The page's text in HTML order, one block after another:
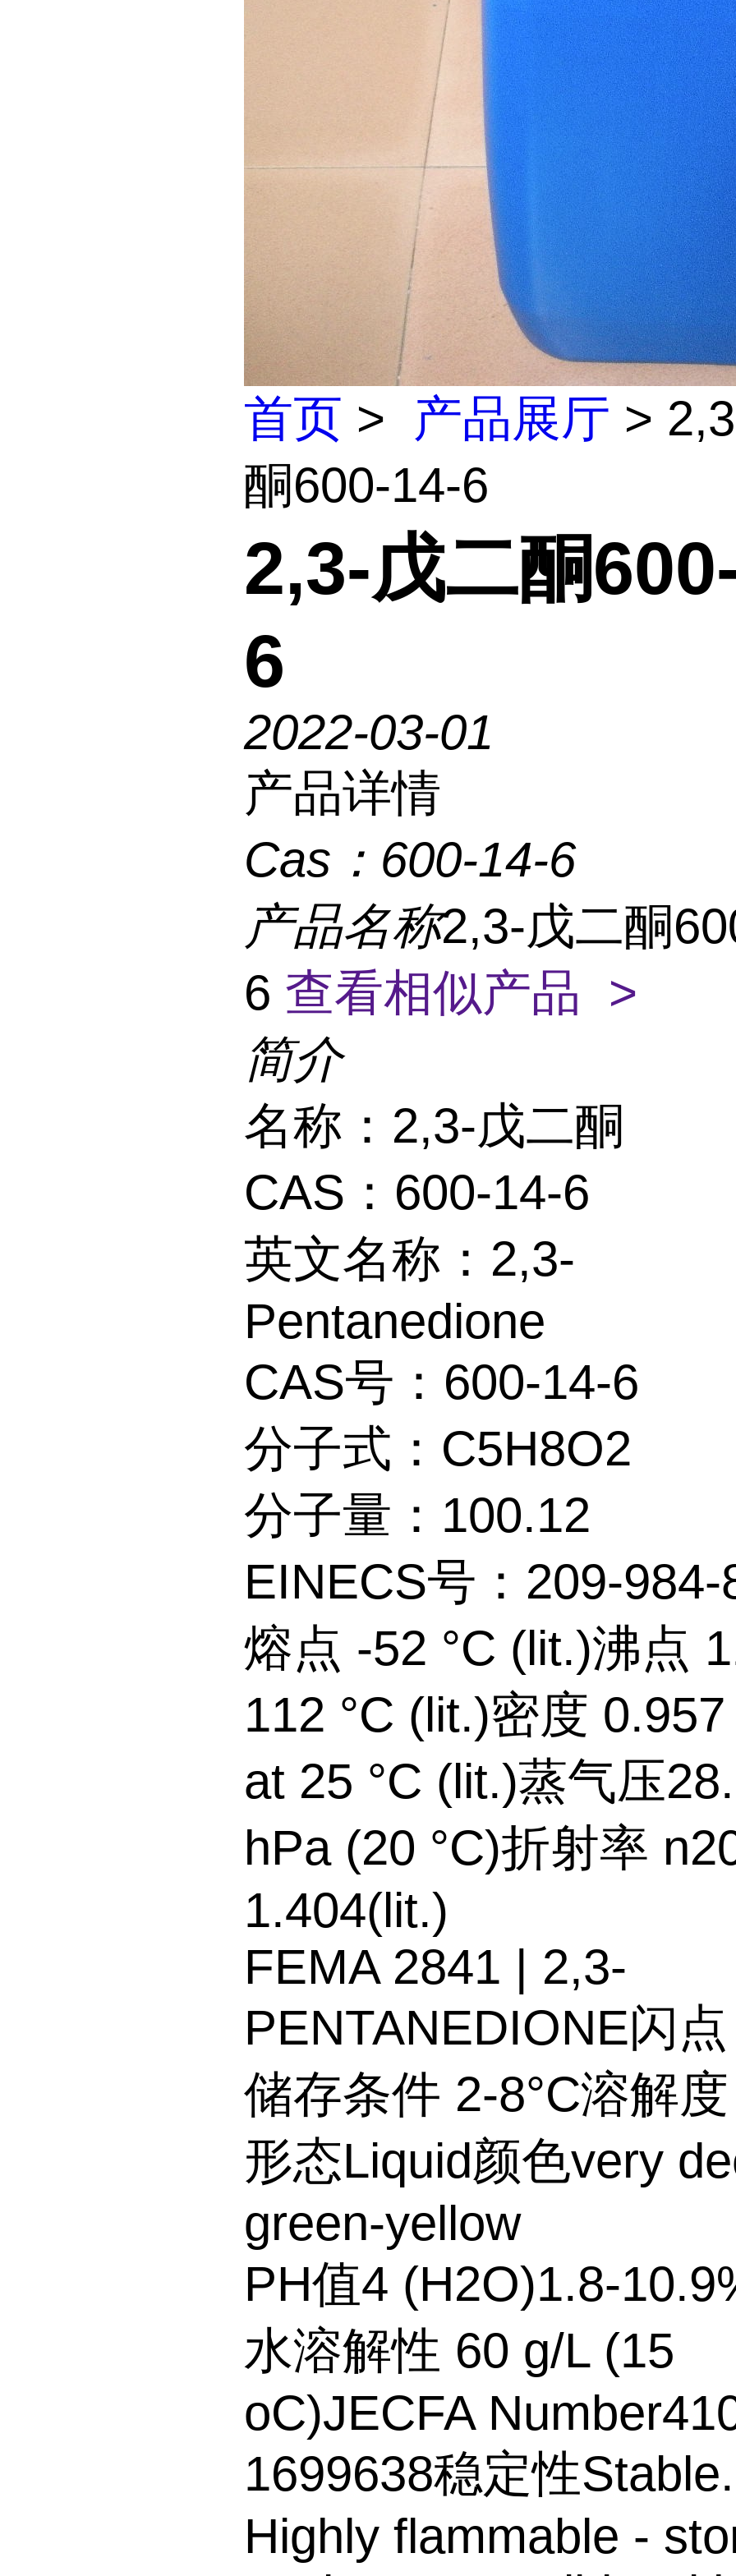
首页 > 产品展厅 >
酮600-14-6
2,3-戊二酮
6
2022-03-01
产品详情
Cas： 600-14-6
产品名称2,3-戊二酮
6 查看相似产品 >
简介
名称：2,3-戊二酮
CAS：600-14-6
英文名称：2,3-
Pentanedione
CAS号：600-14-6
分子式：C5H8O2
分子量：100.12
EINECS号：209-984-
熔点 -52 °C (lit.)沸点
112 °C (lit.)密度
at 25 °C (lit.)蒸气压
hPa (20 °C)折射率
1.404(lit.)
FEMA 2841 | 2,3-
PENTANEDIONE闪
储存条件 2-8°C溶解
形态Liquid颜色very
green-yellow
PH值4 (H2O)1.8-
水溶解性 60 g/L (15
oC)JECFA
1699638稳定性Stable.
Highly flammable -